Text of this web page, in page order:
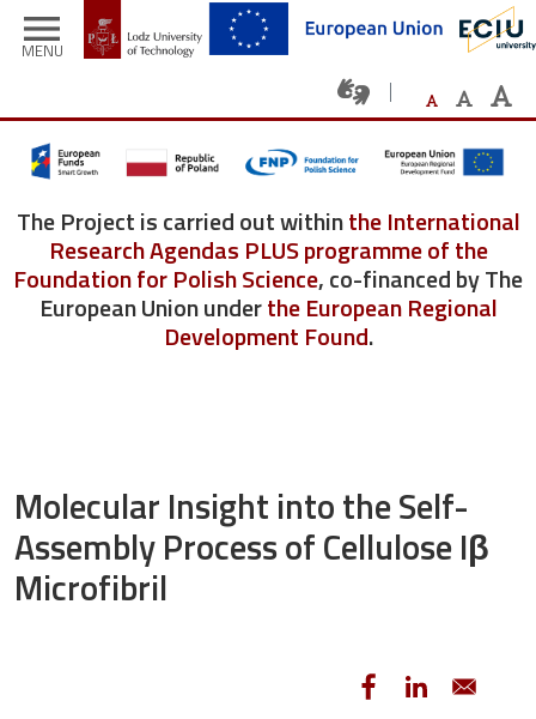
Skip to main content
menu
MENU
The Project is carried out withinthe International
Research Agendas PLUS programme of the
Foundation for Polish Science, co-financed by The
European Union underthe European Regional
Development Found.
Molecular Insight into the Self-
Assembly Process of Cellulose Iβ
Microfibril